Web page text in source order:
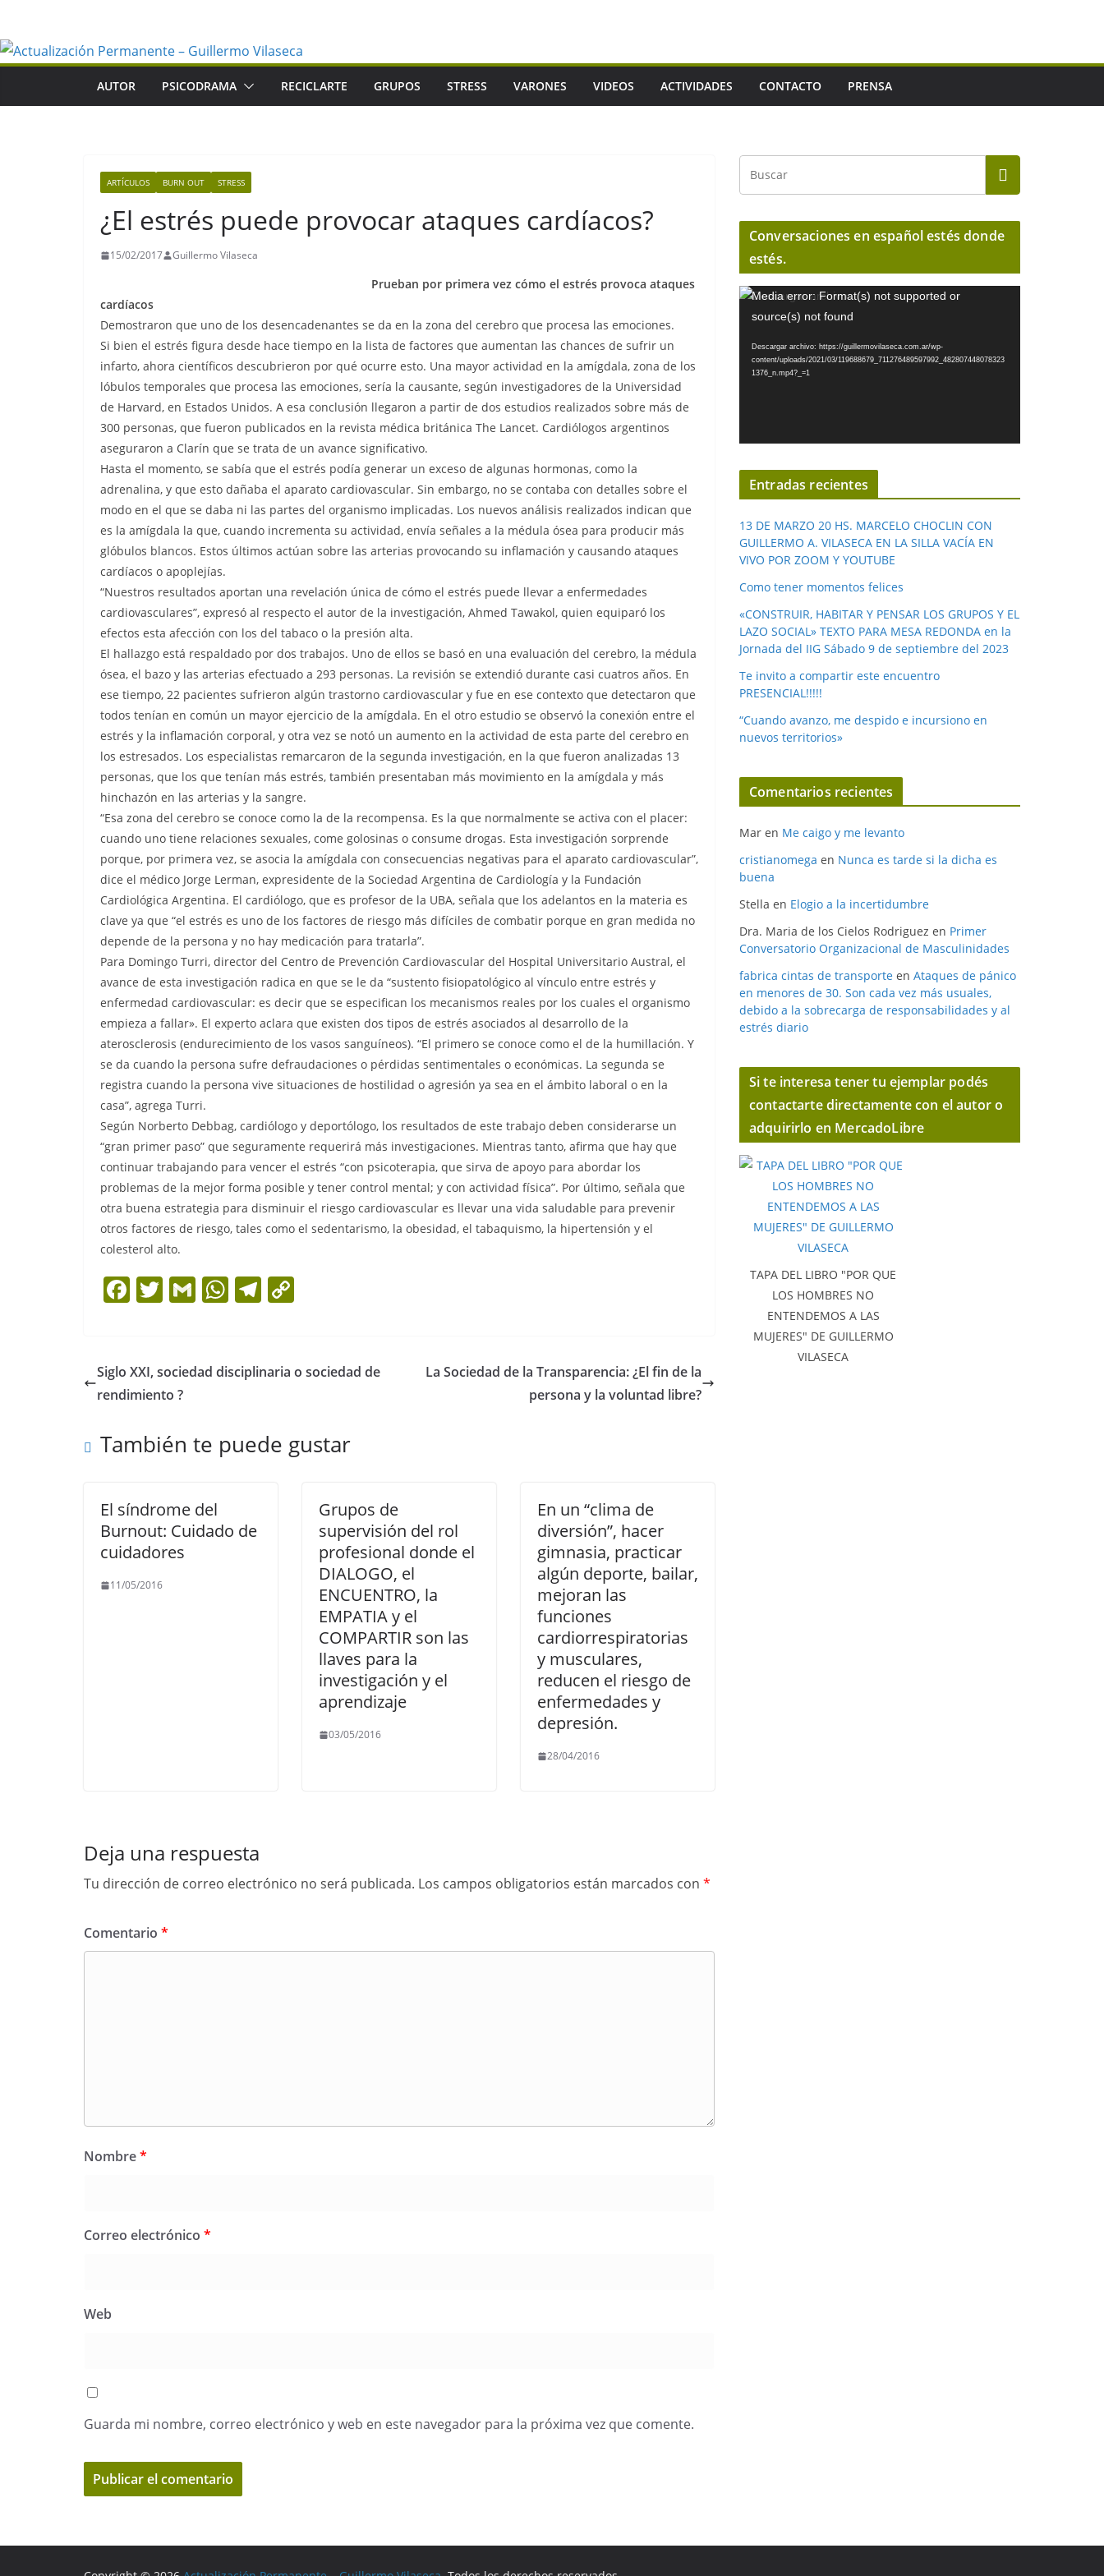
contenido
AUTOR PSICODRAMA RECICLARTE GRUPOS STRESS VARONES VIDEOS ACTIVIDADES CONTACTO PRENSA
ARTÍCULOS BURN OUT STRESS
¿El estrés puede provocar ataques cardíacos?
15/02/2017 Guillermo Vilaseca
Prueban por primera vez cómo el estrés provoca ataques
cardíacos
Demostraron que uno de los desencadenantes se da en la zona del cerebro que procesa las emociones.
Si bien el estrés figura desde hace tiempo en la lista de factores que aumentan las chances de sufrir un
infarto, ahora científicos descubrieron por qué ocurre esto. Una mayor actividad en la amígdala, zona de los
lóbulos temporales que procesa las emociones, sería la causante, según investigadores de la Universidad
de Harvard, en Estados Unidos. A esa conclusión llegaron a partir de dos estudios realizados sobre más de
300 personas, que fueron publicados en la revista médica británica The Lancet. Cardiólogos argentinos
aseguraron a Clarín que se trata de un avance significativo.
Hasta el momento, se sabía que el estrés podía generar un exceso de algunas hormonas, como la
adrenalina, y que esto dañaba el aparato cardiovascular. Sin embargo, no se contaba con detalles sobre el
modo en el que se daba ni las partes del organismo implicadas. Los nuevos análisis realizados indican que
es la amígdala la que, cuando incrementa su actividad, envía señales a la médula ósea para producir más
glóbulos blancos. Estos últimos actúan sobre las arterias provocando su inflamación y causando ataques
cardíacos o apoplejías.
“Nuestros resultados aportan una revelación única de cómo el estrés puede llevar a enfermedades
cardiovasculares”, expresó al respecto el autor de la investigación, Ahmed Tawakol, quien equiparó los
efectos esta afección con los del tabaco o la presión alta.
El hallazgo está respaldado por dos trabajos. Uno de ellos se basó en una evaluación del cerebro, la médula
ósea, el bazo y las arterias efectuado a 293 personas. La revisión se extendió durante casi cuatros años. En
ese tiempo, 22 pacientes sufrieron algún trastorno cardiovascular y fue en ese contexto que detectaron que
todos tenían en común un mayor ejercicio de la amígdala. En el otro estudio se observó la conexión entre el
estrés y la inflamación corporal, y otra vez se notó un aumento en la actividad de esta parte del cerebro en
los estresados. Los especialistas remarcaron de la segunda investigación, en la que fueron analizadas 13
personas, que los que tenían más estrés, también presentaban más movimiento en la amígdala y más
hinchazón en las arterias y la sangre.
“Esa zona del cerebro se conoce como la de la recompensa. Es la que normalmente se activa con el placer:
cuando uno tiene relaciones sexuales, come golosinas o consume drogas. Esta investigación sorprende
porque, por primera vez, se asocia la amígdala con consecuencias negativas para el aparato cardiovascular”,
dice el médico Jorge Lerman, expresidente de la Sociedad Argentina de Cardiología y la Fundación
Cardiológica Argentina. El cardiólogo, que es profesor de la UBA, señala que los adelantos en la materia es
clave ya que “el estrés es uno de los factores de riesgo más difíciles de combatir porque en gran medida no
depende de la persona y no hay medicación para tratarla”.
Para Domingo Turri, director del Centro de Prevención Cardiovascular del Hospital Universitario Austral, el
avance de esta investigación radica en que se le da “sustento fisiopatológico al vínculo entre estrés y
enfermedad cardiovascular: es decir que se especifican los mecanismos reales por los cuales el organismo
empieza a fallar». El experto aclara que existen dos tipos de estrés asociados al desarrollo de la
aterosclerosis (endurecimiento de los vasos sanguíneos). “El primero se conoce como el de la humillación. Y
se da cuando la persona sufre defraudaciones o pérdidas sentimentales o económicas. La segunda se
registra cuando la persona vive situaciones de hostilidad o agresión ya sea en el ámbito laboral o en la
casa”, agrega Turri.
Según Norberto Debbag, cardiólogo y deportólogo, los resultados de este trabajo deben considerarse un
“gran primer paso” que seguramente requerirá más investigaciones. Mientras tanto, afirma que hay que
continuar trabajando para vencer el estrés “con psicoterapia, que sirva de apoyo para abordar los
problemas de la mejor forma posible y tener control mental; y con actividad física”. Por último, señala que
otra buena estrategia para disminuir el riesgo cardiovascular es llevar una vida saludable para prevenir
otros factores de riesgo, tales como el sedentarismo, la obesidad, el tabaquismo, la hipertensión y el
colesterol alto.
F
e
b
o
T
er
G
l
W
s
p
T
gr y
k
Siglo XXI, sociedad disciplinaria o sociedad de
rendimiento ?
La Sociedad de la Transparencia: ¿El fin de la
persona y la voluntad libre?
También te puede gustar
El síndrome del
Burnout: Cuidado de
cuidadores
11/05/2016
Grupos de
supervisión del rol
profesional donde el
DIALOGO, el
ENCUENTRO, la
EMPATIA y el
COMPARTIR son las
llaves para la
investigación y el
aprendizaje
03/05/2016
En un “clima de
diversión”, hacer
gimnasia, practicar
algún deporte, bailar,
mejoran las
funciones
cardiorrespiratorias
y musculares,
reducen el riesgo de
enfermedades y
depresión.
28/04/2016
Deja una respuesta
Tu dirección de correo electrónico no será publicada. Los campos obligatorios están marcados con *
Comentario *
Nombre*
Correo electrónico *
Web
Guarda mi nombre, correo electrónico y web en este navegador para la próxima vez que comente.
Conversaciones en español estés donde
estés.
R
r
d
e
v
í
e
o
Media error: Format(s) not supported or
source(s) not found
Descargar archivo: https://guillermovilaseca.com.ar/wp-
content/uploads/2021/03/119688679_711276489597992_482807448078323
1376_n.mp4?_=1
Entradas recientes
13 DE MARZO 20 HS. MARCELO CHOCLIN CON
GUILLERMO A. VILASECA EN LA SILLA VACÍA EN
VIVO POR ZOOM Y YOUTUBE
Como tener momentos felices
«CONSTRUIR, HABITAR Y PENSAR LOS GRUPOS Y EL
LAZO SOCIAL» TEXTO PARA MESA REDONDA en la
Jornada del IIG Sábado 9 de septiembre del 2023
Te invito a compartir este encuentro
PRESENCIAL!!!!!
“Cuando avanzo, me despido e incursiono en
nuevos territorios»
Comentarios recientes
Mar en Me caigo y me levanto
cristianomega en Nunca es tarde si la dicha es
buena
Stella en Elogio a la incertidumbre
Dra. Maria de los Cielos Rodriguez en Primer
Conversatorio Organizacional de Masculinidades
fabrica cintas de transporte en Ataques de pánico
en menores de 30. Son cada vez más usuales,
debido a la sobrecarga de responsabilidades y al
estrés diario
Si te interesa tener tu ejemplar podés
contactarte directamente con el autor o
adquirirlo en MercadoLibre
TAPA DEL LIBRO "POR QUE
LOS HOMBRES NO
ENTENDEMOS A LAS
MUJERES" DE GUILLERMO
VILASECA